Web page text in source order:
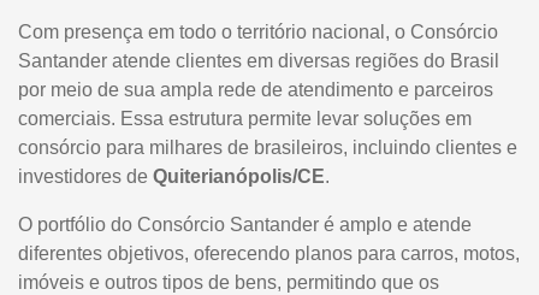
Com presença em todo o território nacional, o Consórcio
Santander atende clientes em diversas regiões do Brasil
por meio de sua ampla rede de atendimento e parceiros
comerciais. Essa estrutura permite levar soluções em
consórcio para milhares de brasileiros, incluindo clientes e
investidores de Quiterianópolis/CE.
O portfólio do Consórcio Santander é amplo e atende
diferentes objetivos, oferecendo planos para carros, motos,
imóveis e outros tipos de bens, permitindo que os